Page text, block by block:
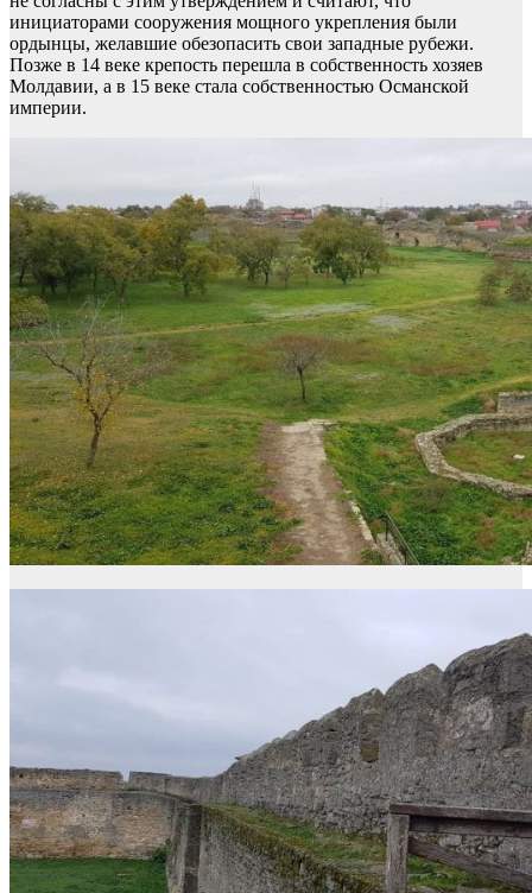
инициаторами сооружения мощного укрепления были
ордынцы, желавшие обезопасить свои западные рубежи.
Позже в 14 веке крепость перешла в собственность хозяев
Молдавии, а в 15 веке стала собственностью Османской
империи.